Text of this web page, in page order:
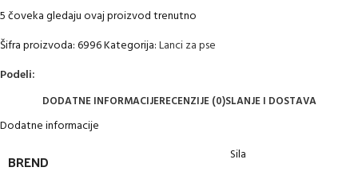
5čoveka gledaju ovaj proizvod trenutno
Šifra proizvoda:6996Kategorija:Lanci za pse
Podeli:
DODATNE INFORMACIJERECENZIJE (0)SLANJE I DOSTAVA
Dodatne informacije
BREND Sila